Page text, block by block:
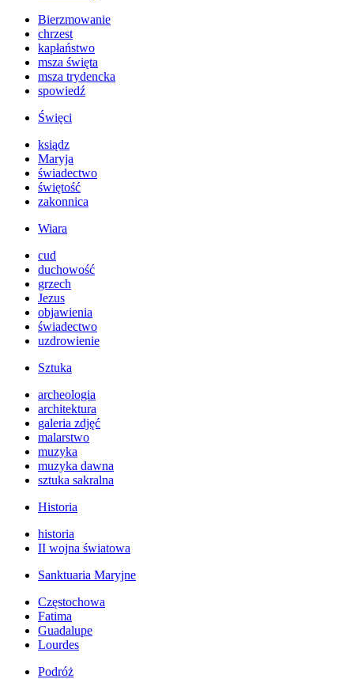
Bierzmowanie
chrzest
kapłaństwo
msza święta
msza trydencka
spowiedź
Święci
ksiądz
Maryja
świadectwo
świętość
zakonnica
Wiara
cud
duchowość
grzech
Jezus
objawienia
świadectwo
uzdrowienie
Sztuka
archeologia
architektura
galeria zdjęć
malarstwo
muzyka
muzyka dawna
sztuka sakralna
Historia
historia
II wojna światowa
Sanktuaria Maryjne
Częstochowa
Fatima
Guadalupe
Lourdes
Podróż